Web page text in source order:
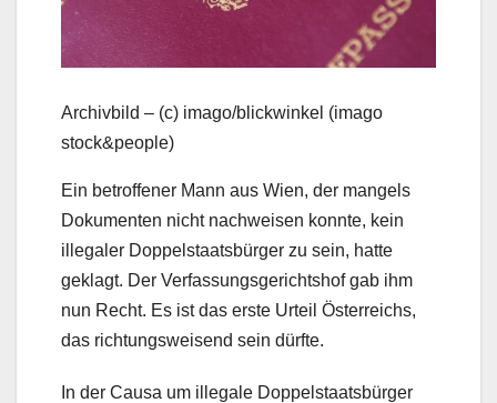
Archivbild – (c) imago/blickwinkel (imago
stock&people)
Ein betroffener Mann aus Wien, der mangels
Dokumenten nicht nachweisen konnte, kein
illegaler Doppelstaatsbürger zu sein, hatte
geklagt. Der Verfassungsgerichtshof gab ihm
nun Recht. Es ist das erste Urteil Österreichs,
das richtungsweisend sein dürfte.
In der Causa um illegale Doppelstaatsbürger